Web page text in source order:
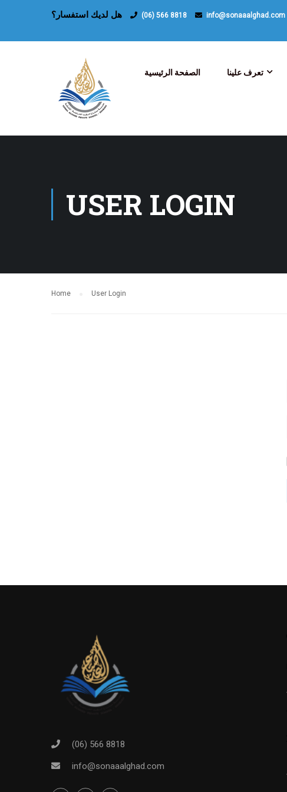
هل لديك استفسار؟ (06) 566 8818 info@sonaaalghad.com
الصفحة الرئيسية تعرف علينا
USER LOGIN
Home User Login
(06) 566 8818
info@sonaaalghad.com